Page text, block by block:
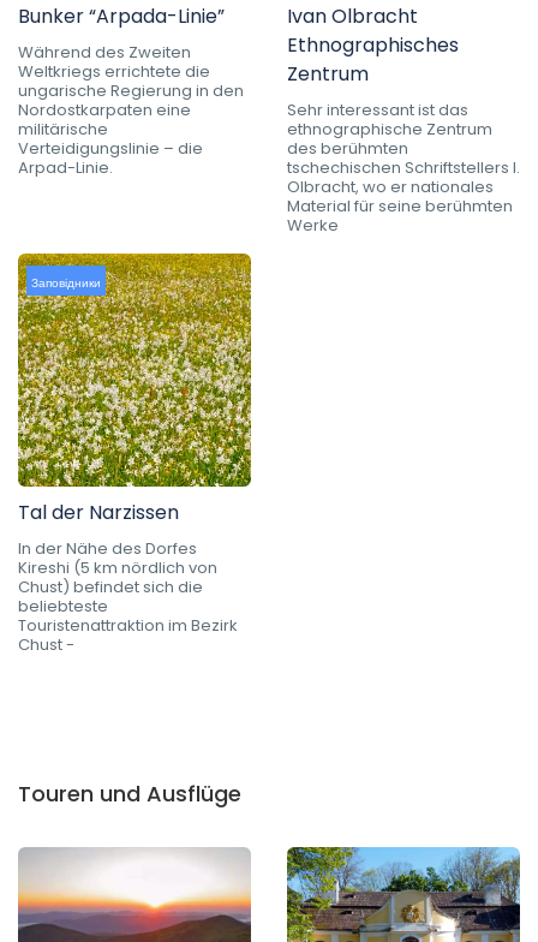
Bunker “Arpada-Linie”
Während des Zweiten
Weltkriegs errichtete die
ungarische Regierung in den
Nordostkarpaten eine
militärische
Verteidigungslinie – die
Arpad-Linie.
Ivan Olbracht
Ethnographisches
Zentrum
Sehr interessant ist das
ethnographische Zentrum
des berühmten
tschechischen Schriftstellers I.
Olbracht, wo er nationales
Material für seine berühmten
Werke
Заповідники
Tal der Narzissen
In der Nähe des Dorfes
Kireshi (5 km nördlich von
Chust) befindet sich die
beliebteste
Touristenattraktion im Bezirk
Chust -
Touren und Ausflüge